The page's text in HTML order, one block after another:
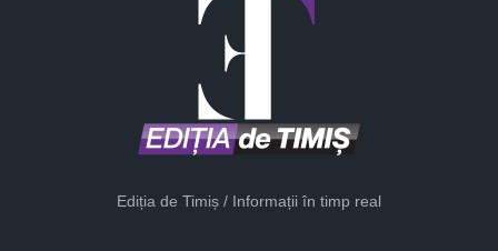
Ediția de Timiș / Informații în timp real